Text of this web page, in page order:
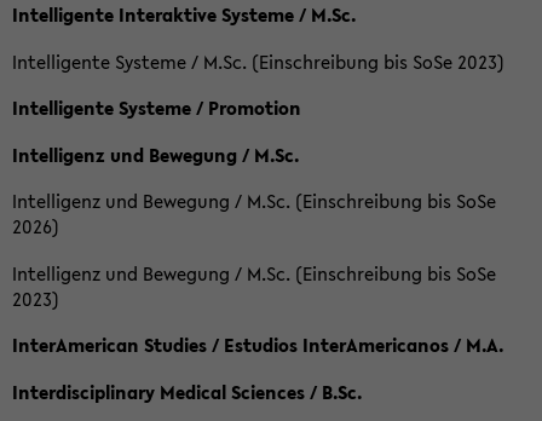
Intelligente Interaktive Systeme / M.Sc.
Intelligente Systeme / M.Sc. (Einschreibung bis SoSe 2023)
Intelligente Systeme / Promotion
Intelligenz und Bewegung / M.Sc.
Intelligenz und Bewegung / M.Sc. (Einschreibung bis SoSe
2026)
Intelligenz und Bewegung / M.Sc. (Einschreibung bis SoSe
2023)
InterAmerican Studies / Estudios InterAmericanos / M.A.
Interdisciplinary Medical Sciences / B.Sc.